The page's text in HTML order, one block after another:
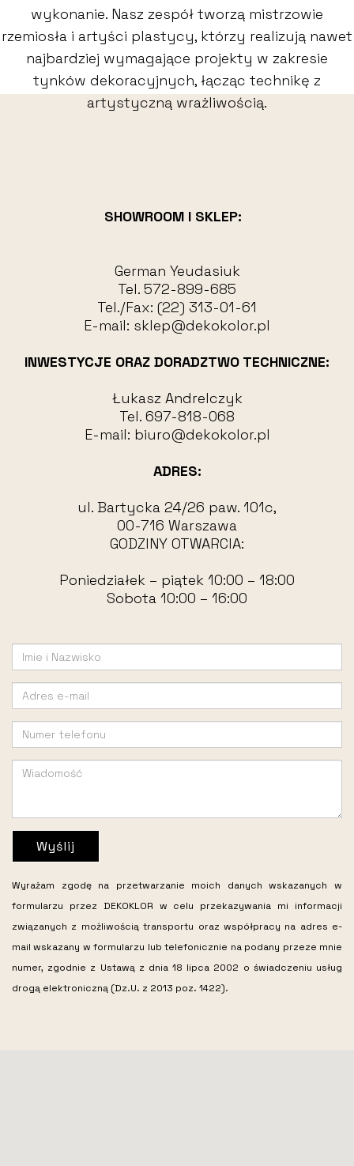
wykonanie. Nasz zespół tworzą mistrzowie
rzemiosła i artyści plastycy, którzy realizują nawet
najbardziej wymagające projekty w zakresie
tynków dekoracyjnych, łącząc technikę z
artystyczną wrażliwością.
SHOWROOM I SKLEP:
German Yeudasiuk
Tel. 572-899-685
Tel./Fax: (22) 313-01-61
E-mail: sklep@dekokolor.pl
INWESTYCJE ORAZ DORADZTWO TECHNICZNE:
Łukasz Andrelczyk
Tel. 697-818-068
E-mail: biuro@dekokolor.pl
ADRES:
ul. Bartycka 24/26 paw. 101c,
00-716 Warszawa
GODZINY OTWARCIA:
Poniedziałek – piątek 10:00 – 18:00
Sobota 10:00 – 16:00
Wyślij
Wyrażam zgodę na przetwarzanie moich danych wskazanych w
formularzu przez DEKOKLOR w celu przekazywania mi informacji
związanych z możliwością transportu oraz współpracy na adres e-
mail wskazany w formularzu lub telefonicznie na podany przeze mnie
numer, zgodnie z Ustawą z dnia 18 lipca 2002 o świadczeniu usług
drogą elektroniczną (Dz.U. z 2013 poz. 1422).